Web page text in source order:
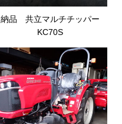
納品 共立マルチチッパー
KC70S